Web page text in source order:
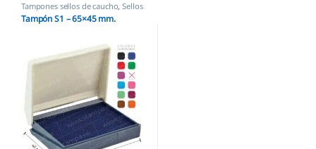
Tampones sellos de caucho,Sellos
empresas
Tampón S1 – 65×45 mm.